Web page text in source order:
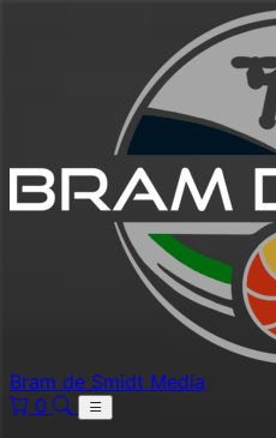
Bram de Smidt Media
0